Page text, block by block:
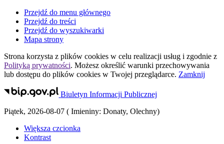
Przejdź do menu głównego
Przejdź do treści
Przejdź do wyszukiwarki
Mapa strony
Strona korzysta z plików cookies w celu realizacji usług i zgodnie z
Polityką prywatności. Możesz określić warunki przechowywania
lub dostępu do plików cookies w Twojej przeglądarce. Zamknij
Biuletyn Informacji Publicznej
Piątek, 2026-08-07 ( Imieniny: Donaty, Olechny)
Większa czcionka
Kontrast